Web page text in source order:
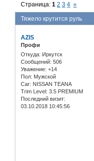
Тяжело крутится руль
Страница:1 2 3 4 »
AZIS
Профи
Откуда: Иркутск
Сообщений: 506
Уважение: +14
Пол: Мужской
Car: NISSAN TEANA
Trim Level: 3.5 PREMIUM
Последний визит:
03.10.2018 10:45:56